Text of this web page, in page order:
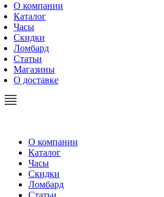
О компании
Каталог
Часы
Скидки
Ломбард
Статьи
Магазины
О доставке
О компании
Каталог
Часы
Скидки
Ломбард